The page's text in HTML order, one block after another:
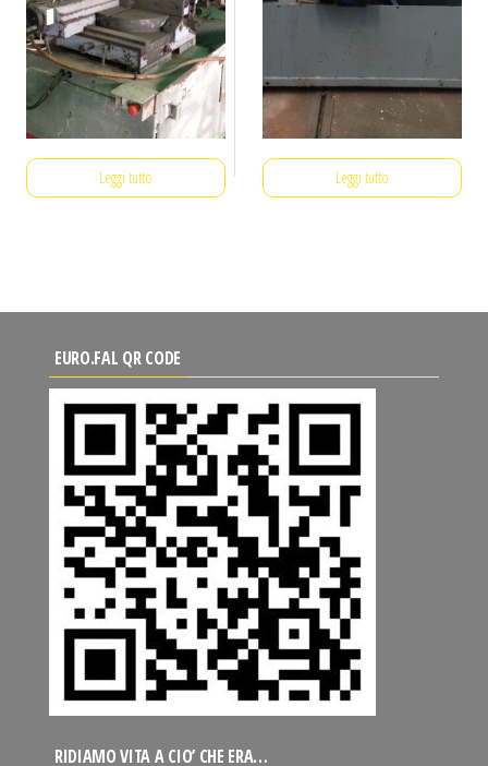
Leggi tutto Leggi tutto
EURO.FAL QR CODE
RIDIAMO VITA A CIO’ CHE ERA…